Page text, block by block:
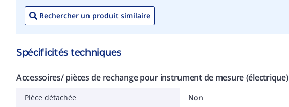
Rechercher un produit similaire
Spécificités techniques
Accessoires/ pièces de rechange pour instrument de mesure (électrique)
Pièce détachée
Non